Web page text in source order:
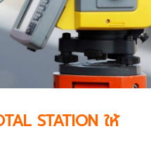
STATION ให้